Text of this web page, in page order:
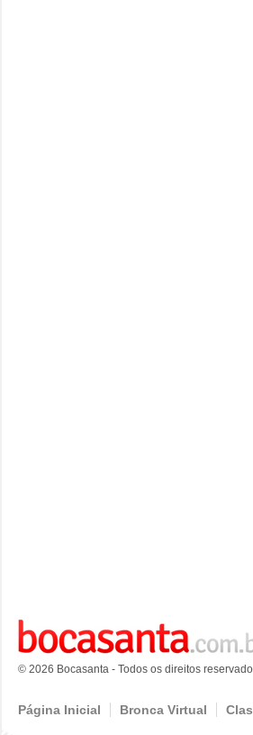
© 2026 Bocasanta - Todos os direitos
Página Inicial Bronca Virtual